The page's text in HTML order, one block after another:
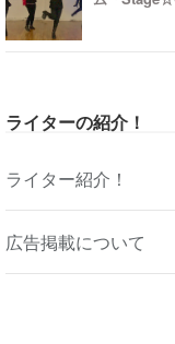
ライターの紹介！
ライター紹介！
広告掲載について